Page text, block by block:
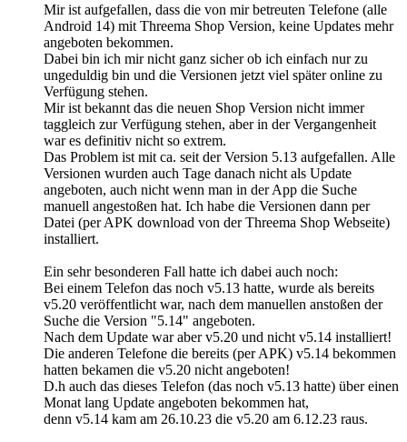
Mir ist aufgefallen, dass die von mir betreuten Telefone (alle
Android 14) mit Threema Shop Version, keine Updates mehr
angeboten bekommen.
Dabei bin ich mir nicht ganz sicher ob ich einfach nur zu
ungeduldig bin und die Versionen jetzt viel später online zu
Verfügung stehen.
Mir ist bekannt das die neuen Shop Version nicht immer
taggleich zur Verfügung stehen, aber in der Vergangenheit
war es definitiv nicht so extrem.
Das Problem ist mit ca. seit der Version 5.13 aufgefallen. Alle
Versionen wurden auch Tage danach nicht als Update
angeboten, auch nicht wenn man in der App die Suche
manuell angestoßen hat. Ich habe die Versionen dann per
Datei (per APK download von der Threema Shop Webseite)
installiert.
Ein sehr besonderen Fall hatte ich dabei auch noch:
Bei einem Telefon das noch v5.13 hatte, wurde als bereits
v5.20 veröffentlicht war, nach dem manuellen anstoßen der
Suche die Version "5.14" angeboten.
Nach dem Update war aber v5.20 und nicht v5.14 installiert!
Die anderen Telefone die bereits (per APK) v5.14 bekommen
hatten bekamen die v5.20 nicht angeboten!
D.h auch das dieses Telefon (das noch v5.13 hatte) über einen
Monat lang Update angeboten bekommen hat,
denn v5.14 kam am 26.10.23 die v5.20 am 6.12.23 raus.